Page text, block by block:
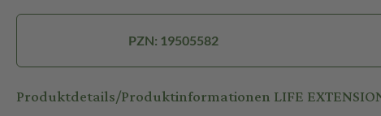
PZN: 19505582
Produktdetails/Produktinformationen LIFE